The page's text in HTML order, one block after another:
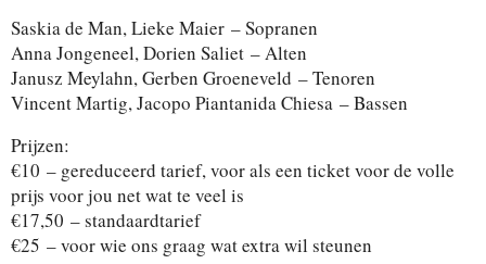
Saskia de Man, Lieke Maier – Sopranen
Anna Jongeneel, Dorien Saliet – Alten
Janusz Meylahn, Gerben Groeneveld – Tenoren
Vincent Martig, Jacopo Piantanida Chiesa – Bassen
Prijzen:
€10 – gereduceerd tarief, voor als een ticket voor de volle
prijs voor jou net wat te veel is
€17,50 – standaardtarief
€25 – voor wie ons graag wat extra wil steunen